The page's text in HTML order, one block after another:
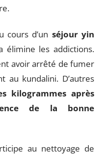
cours d’un séjour yin
les addictions.
avoir arrêté de fumer
au kundalini. D’autres
kilogrammes après
de la bonne
au nettoyage de